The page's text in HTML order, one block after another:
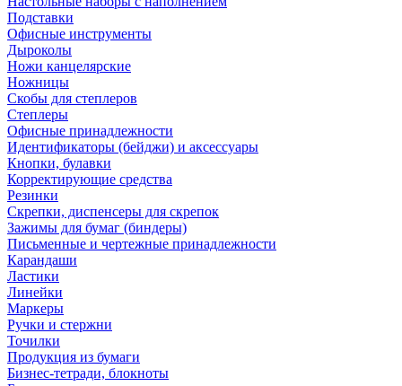
Подставки
Офисные инструменты
Дыроколы
Ножи канцелярские
Ножницы
Скобы для степлеров
Степлеры
Офисные принадлежности
Идентификаторы (бейджи) и аксессуары
Кнопки, булавки
Корректирующие средства
Резинки
Скрепки, диспенсеры для скрепок
Зажимы для бумаг (биндеры)
Письменные и чертежные принадлежности
Карандаши
Ластики
Линейки
Маркеры
Ручки и стержни
Точилки
Продукция из бумаги
Бизнес-тетради, блокноты